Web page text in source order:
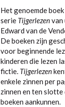
Het genoemde boek
serie Tijgerlezenvan
Edward van de
De boeken zijn
voor beginnende
kinderen die lezen
fictie. Tijgerlezen
enkele zinnen per
zinnen en ten
boeken aankunnen.